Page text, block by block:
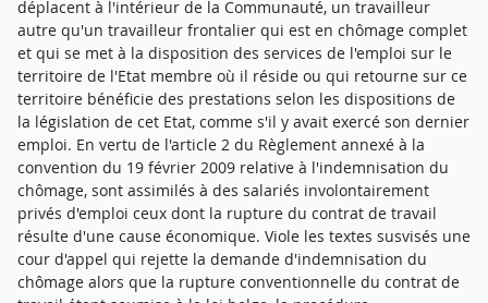
déplacent à l'intérieur de la Communauté, un travailleur
autre qu'un travailleur frontalier qui est en chômage complet
et qui se met à la disposition des services de l'emploi sur le
territoire de l'Etat membre où il réside ou qui retourne sur ce
territoire bénéficie des prestations selon les dispositions de
la législation de cet Etat, comme s'il y avait exercé son dernier
emploi. En vertu de l'article 2 du Règlement annexé à la
convention du 19 février 2009 relative à l'indemnisation du
chômage, sont assimilés à des salariés involontairement
privés d'emploi ceux dont la rupture du contrat de travail
résulte d'une cause économique. Viole les textes susvisés une
cour d'appel qui rejette la demande d'indemnisation du
chômage alors que la rupture conventionnelle du contrat de